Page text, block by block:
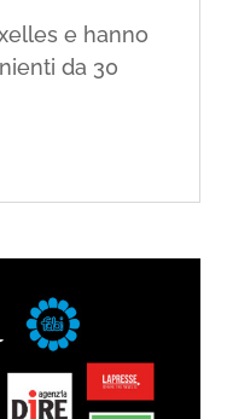
e hanno
da 30